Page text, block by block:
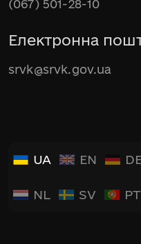
(067) 501-28-10
Електронна
srvk@srvk.gov.ua
UA EN
NL SV PT